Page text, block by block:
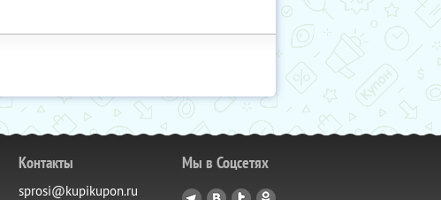
Контакты
sprosi@kupikupon.ru
Мы в Соцсетях